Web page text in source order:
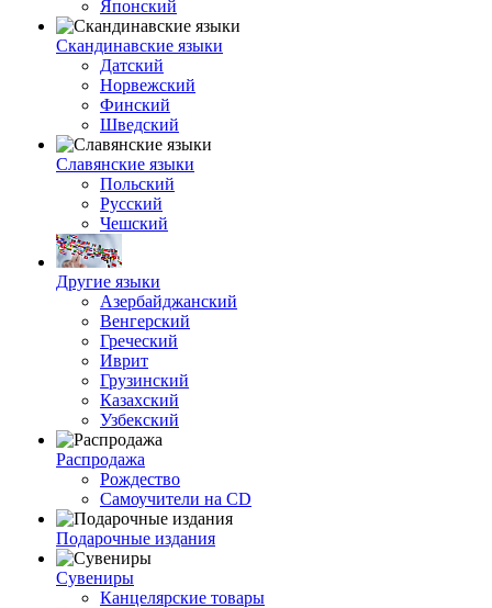
Японский
Скандинавские языки
Датский
Норвежский
Финский
Шведский
Славянские языки
Польский
Русский
Чешский
Другие языки
Азербайджанский
Венгерский
Греческий
Иврит
Грузинский
Казахский
Узбекский
Распродажа
Рождество
Самоучители на CD
Подарочные издания
Сувениры
Канцелярские товары